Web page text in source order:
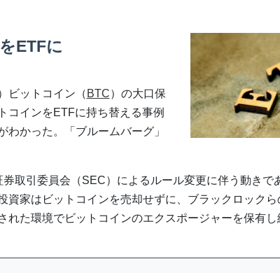
ETFに
ビットコイン（ BTC）の大口保
コインをETFに持ち替える事例
わかった。「ブルームバーグ」
券取引委員会（SEC）によるルール変更に伴う動きで
資家はビットコインを売却せずに、ブラックロック
れた環境でビットコインのエクスポージャーを保有